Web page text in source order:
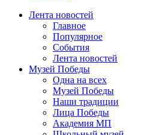
Лента новостей
Главное
Популярное
События
Лента новостей
Музей Победы
Одна на всех
Музей Победы
Наши традиции
Лица Победы
Академия МП